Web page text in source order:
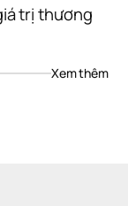
trị thương
Xem thêm: